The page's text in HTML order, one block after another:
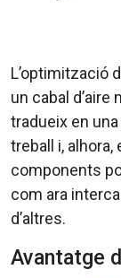
L’optimització
un cabal
tradueix en
treball i,
components
com ara
d’altres.
Avantatge